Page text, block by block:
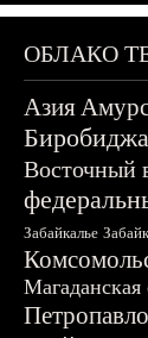
ОБЛАКО
Азия
Восточный
Забайкалье
Магаданская